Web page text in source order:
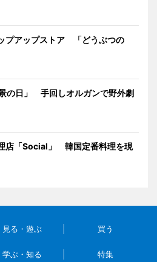
プアップストア 「どうぶつの
の日」 手回しオルガンで野外劇
店「Social」 韓国定番料理を現
見る・遊ぶ 買う
学ぶ・知る 特集